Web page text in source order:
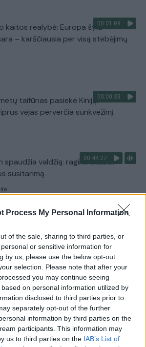
Process My Personal Information
of the sale, sharing to third parties, or
or sensitive information for
by us, please use the below opt-out
selection. Please note that after your
you may continue seeing
on personal information utilized by
disclosed to third parties prior to
separately opt-out of the further
information by third parties on the
participants. This information may
us to third parties on the IAB’s List of
00:01:09
kaitos realybė: Europa šyla
– karščiausia per visą stebėjimų
00:00:33
taifūnas pasiekė Kiniją:
vėjas perverčia sunkvežimį
00:44:27
spaudžia valdžią: ragina skubiai
susitarimą
įrašai
00:00:30
avarijos Vilniaus r.: dviejų moterų ir
nepavyko